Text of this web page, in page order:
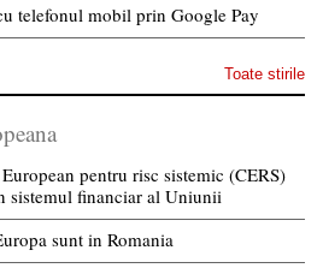
telefonul mobil prin Google Pay
Toate stirile
pentru risc sistemic (CERS)
financiar al Uniunii
sunt in Romania